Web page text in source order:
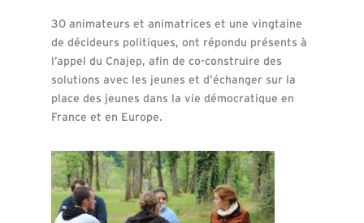
30 animateurs et animatrices et une vingtaine
de décideurs politiques, ont répondu présents à
l’appel du Cnajep, afin de co-construire des
solutions avec les jeunes et d’échanger sur la
place des jeunes dans la vie démocratique en
France et en Europe.